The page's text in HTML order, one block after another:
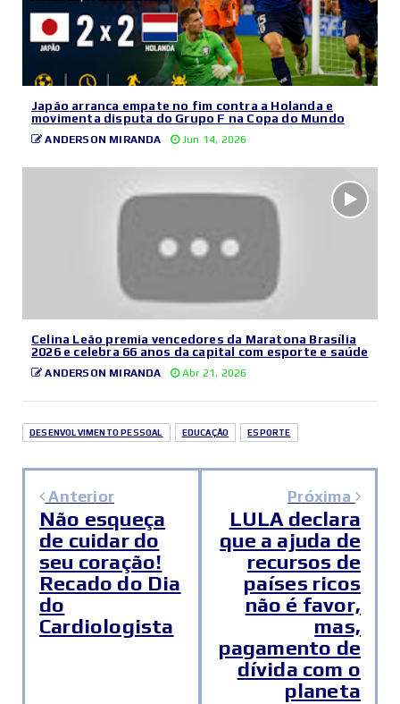
Japão arranca empate no fim contra a Holanda e
movimenta disputa do Grupo F na Copa do Mundo
ANDERSON MIRANDA Jun 14, 2026
Celina Leão premia vencedores da Maratona Brasília
2026 e celebra 66 anos da capital com esporte e saúde
ANDERSON MIRANDA Abr 21, 2026
DESENVOLVIMENTO PESSOAL EDUCAÇÃO ESPORTE
Anterior
Não esqueça
de cuidar do
seu coração!
Recado do Dia
do
Cardiologista
Próxima
LULA declara
que a ajuda de
recursos de
países ricos
não é favor,
mas,
pagamento de
dívida com o
planeta